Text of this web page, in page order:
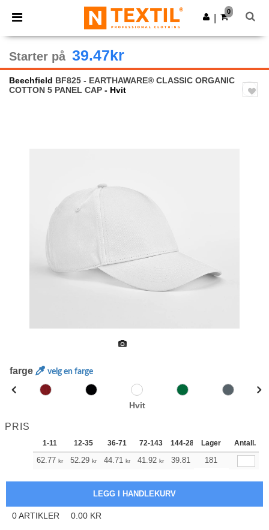
× Ntextil-app
Bedre priser i appen!
Last ned app
0
Starter på 39.47kr
Beechfield BF825 - EARTHAWARE® CLASSIC ORGANIC
COTTON 5 PANEL CAP - Hvit
farge velg en farge
Hvit
PRIS
1-11 12-35 36-71 72-143 144-287 288 + Mer
Lager Antall.
62.77 kr 52.29 kr 44.71 kr 41.92 kr 39.81 39.47
181
0ARTIKLER 0.00 KR